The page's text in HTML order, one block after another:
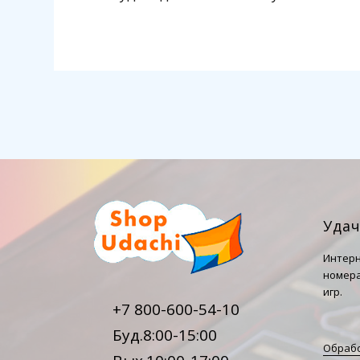
+7 800-600-54-10
Буд.8:00-15:00
игр.